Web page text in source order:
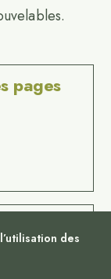
pages
des